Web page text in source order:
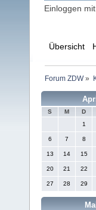
Einloggen
Übersicht
Forum ZDW»
S M D
1
6 7 8
13 14 15
20 21 22
27 28 29